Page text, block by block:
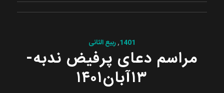
1401
,ربیع الثانی
مراسم دعای پرفیض ندبه-
۱۳آبان‌۱۴۰۱